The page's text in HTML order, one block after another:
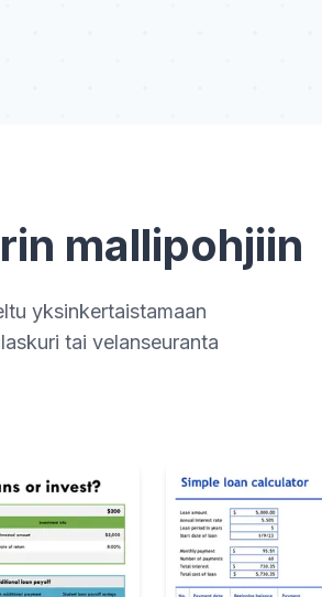
mallipohjiin
yksinkertaistamaan
tai velanseuranta